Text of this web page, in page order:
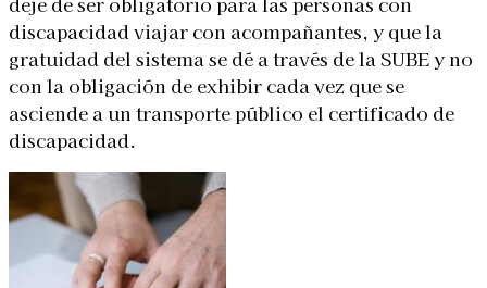
discapacidad viajar con acompañantes, y que la
gratuidad del sistema se dé a través de la SUBE y no
con la obligación de exhibir cada vez que se
asciende a un transporte público el certificado de
discapacidad.